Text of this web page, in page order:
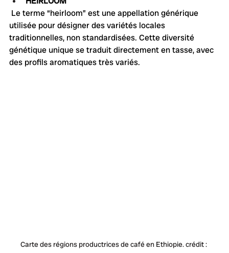
Le terme “heirloom” est une appellation générique
utilisée pour désigner des variétés locales
traditionnelles, non standardisées. Cette diversité
génétique unique se traduit directement en tasse, avec
des profils aromatiques très variés.
Carte des régions productrices de café en Ethiopie. crédit :